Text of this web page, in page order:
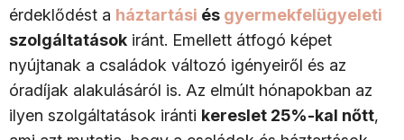
érdeklődést a háztartási és gyermekfelügyeleti
szolgáltatások iránt. Emellett átfogó képet
nyújtanak a családok változó igényeiről és az
óradíjak alakulásáról is. Az elmúlt hónapokban az
ilyen szolgáltatások iránti kereslet 25%-kal nőtt,